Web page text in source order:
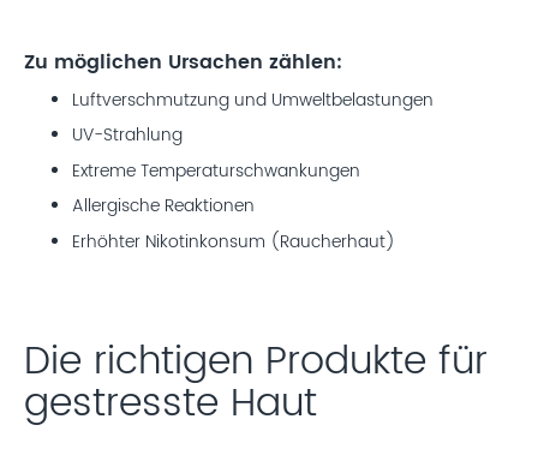
Zu möglichen Ursachen zählen:
Luftverschmutzung und Umweltbelastungen
UV-Strahlung
Extreme Temperaturschwankungen
Allergische Reaktionen
Erhöhter Nikotinkonsum (Raucherhaut)
Die richtigen Produkte für
gestresste Haut